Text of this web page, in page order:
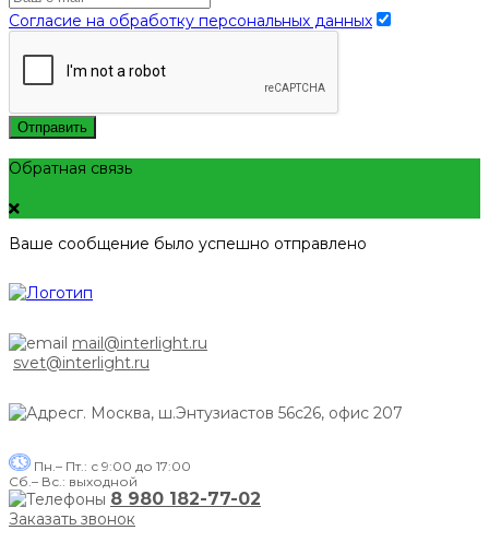
Согласие на обработку персональных данных
Отправить
Обратная связь
Ваше сообщение было успешно отправлено
mail@interlight.ru
svet@interlight.ru
г. Москва, ш.Энтузиастов 56с26, офис 207
Пн.– Пт.: с 9:00 до 17:00
Сб.– Вс.: выходной
8 980 182-77-02
Заказать звонок